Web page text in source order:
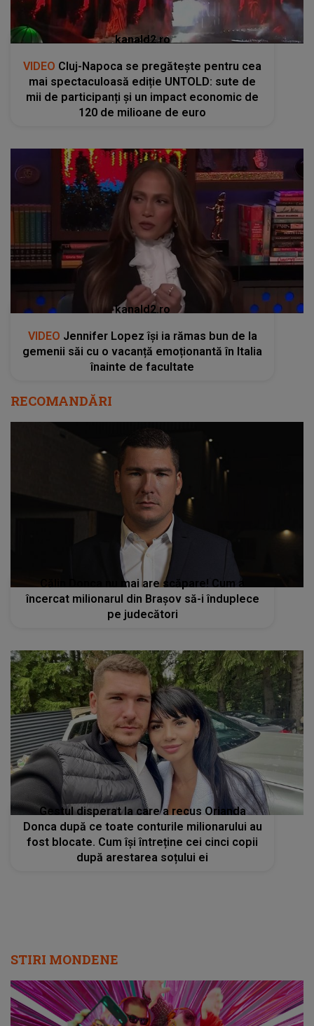
kanald2.ro
VIDEO Cluj-Napoca se pregătește pentru cea
mai spectaculoasă ediție UNTOLD: sute de
mii de participanți și un impact economic de
120 de milioane de euro
kanald2.ro
VIDEO Jennifer Lopez își ia rămas bun de la
gemenii săi cu o vacanță emoționantă în Italia
înainte de facultate
RECOMANDĂRI
Călin Donca nu mai are scăpare! Cum a
încercat milionarul din Braşov să-i înduplece
pe judecători
Gestul disperat la care a recus Orianda
Donca după ce toate conturile milionarului au
fost blocate. Cum își întreține cei cinci copii
după arestarea soțului ei
STIRI MONDENE